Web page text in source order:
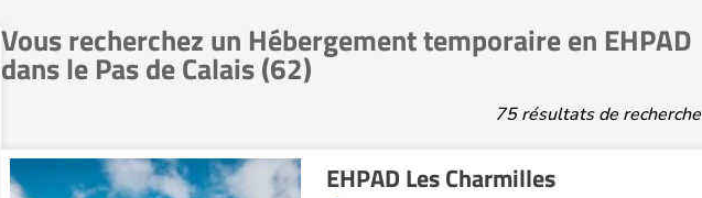
Vous recherchez un Hébergement temporaire en EHPAD
dans le Pas de Calais (62)
75 résultats de recherche
EHPAD Les Charmilles